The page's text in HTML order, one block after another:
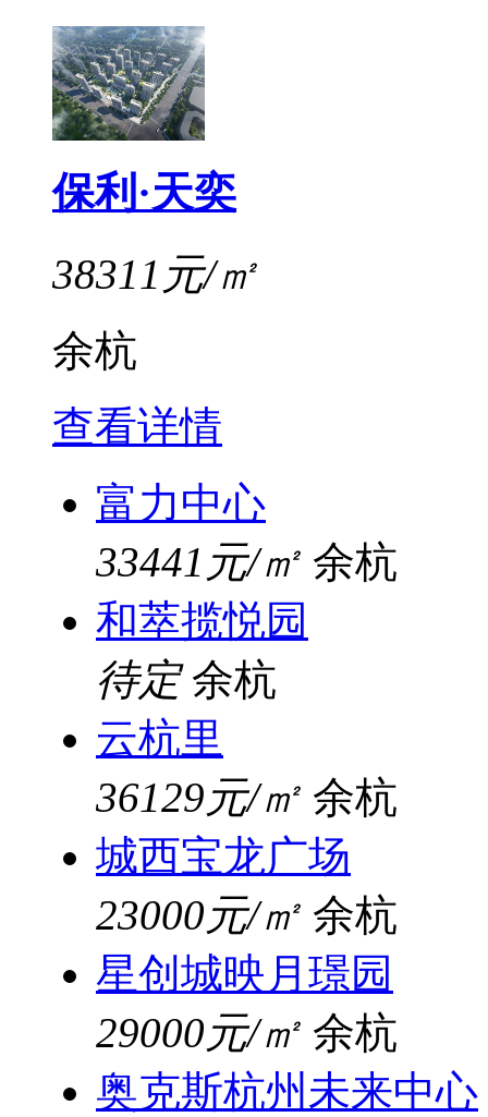
保利·天奕
38311元/㎡
余杭
查看详情
富力中心
33441元/㎡ 余杭
和萃揽悦园
待定 余杭
云杭里
36129元/㎡ 余杭
城西宝龙广场
23000元/㎡ 余杭
星创城映月璟园
29000元/㎡ 余杭
奥克斯杭州未来中心